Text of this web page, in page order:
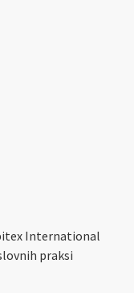
International
praksi